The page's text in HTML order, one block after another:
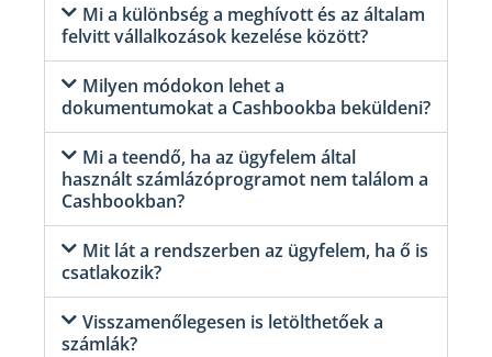
Mi a különbség a meghívott és az általam
felvitt vállalkozások kezelése között?
Milyen módokon lehet a
dokumentumokat a Cashbookba beküldeni?
Mi a teendő, ha az ügyfelem által
használt számlázóprogramot nem találom a
Cashbookban?
Mit lát a rendszerben az ügyfelem, ha ő is
csatlakozik?
Visszamenőlegesen is letölthetőek a
számlák?